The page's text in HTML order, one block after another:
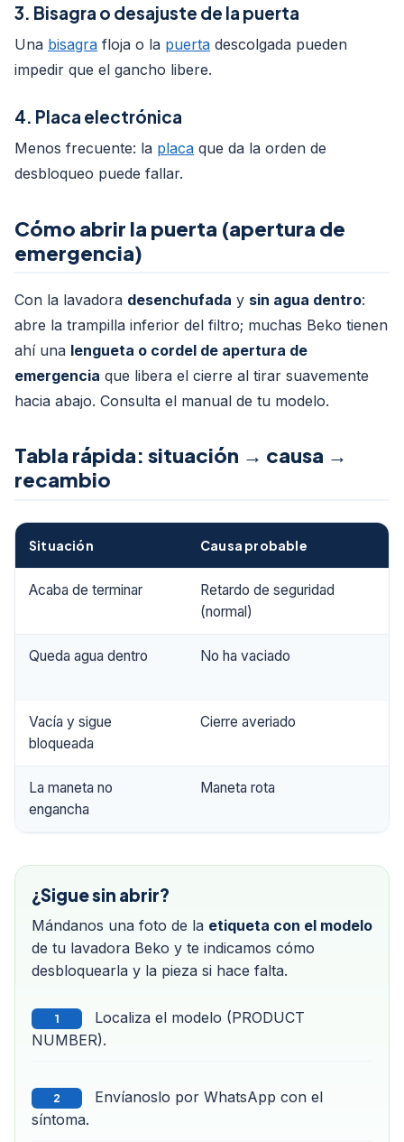
3. Bisagra o desajuste de la puerta
Una bisagra floja o la puerta descolgada pueden
impedir que el gancho libere.
4. Placa electrónica
Menos frecuente: la placa que da la orden de
desbloqueo puede fallar.
Cómo abrir la puerta (apertura de
emergencia)
Con la lavadora desenchufada y sin agua dentro:
abre la trampilla inferior del filtro; muchas Beko tienen
ahí una lengueta o cordel de apertura de
emergencia que libera el cierre al tirar suavemente
hacia abajo. Consulta el manual de tu modelo.
Tabla rápida: situación → causa →
recambio
Situación Causa probable
Acaba de terminar
Retardo de seguridad
(normal)
Queda agua dentro No ha vaciado
Vacía y sigue
bloqueada
Cierre averiado
La maneta no
engancha
Maneta rota
¿Sigue sin abrir?
Mándanos una foto de la etiqueta con el modelo
de tu lavadora Beko y te indicamos cómo
desbloquearla y la pieza si hace falta.
1
Localiza el modelo (PRODUCT
NUMBER).
2
Envíanoslo por WhatsApp con el
síntoma.